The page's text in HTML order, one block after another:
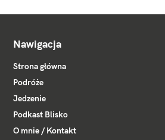
Nawigacja
Strona główna
Podróże
Jedzenie
Podkast Blisko
O mnie / Kontakt